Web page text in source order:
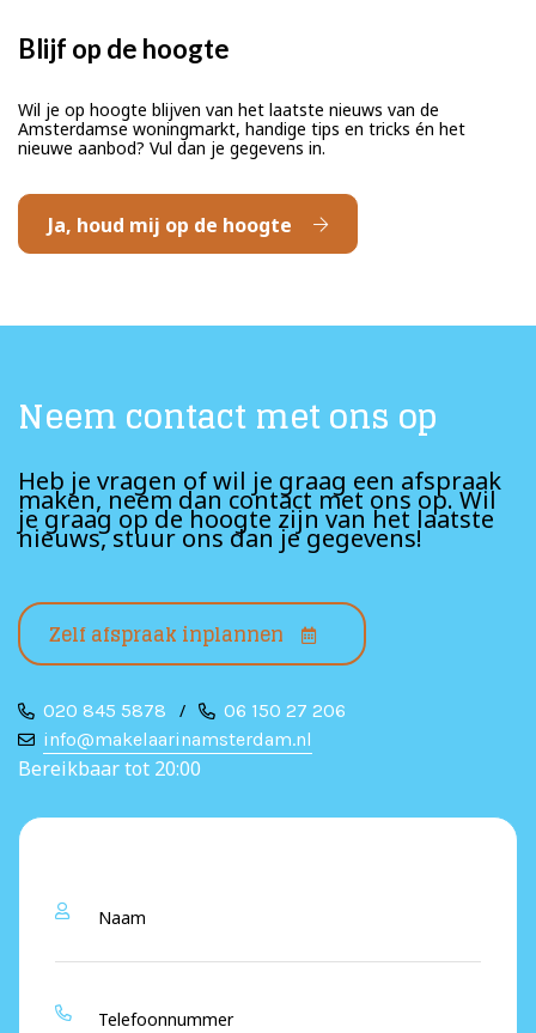
Blijf op de hoogte
Wil je op hoogte blijven van het laatste nieuws van de
Amsterdamse woningmarkt, handige tips en tricks én het
nieuwe aanbod? Vul dan je gegevens in.
Ja, houd mij op de hoogte
Neem contact met ons op
Heb je vragen of wil je graag een afspraak
maken, neem dan contact met ons op. Wil
je graag op de hoogte zijn van het laatste
nieuws, stuur ons dan je gegevens!
Zelf afspraak inplannen
020 845 5878 /
06 150 27 206
info@makelaarinamsterdam.nl
Bereikbaar tot 20:00